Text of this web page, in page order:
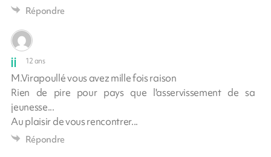
Répondre
jj 12 ans
M.Virapoullé vous avez mille fois raison
Rien de pire pour pays que l'asservissement de sa
jeunesse...
Au plaisir de vous rencontrer...
Répondre